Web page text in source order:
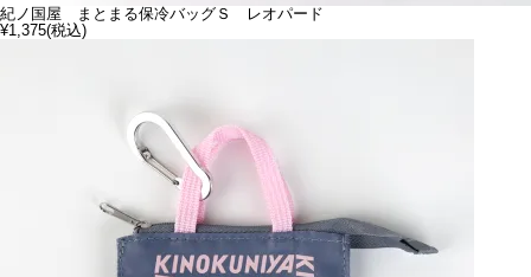
紀ノ国屋 まとまる保冷バッグＳ レオパード
¥1,375(税込)